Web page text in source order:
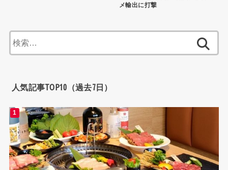
メ輸出に打撃
索:
人気記事TOP10（過去7日）